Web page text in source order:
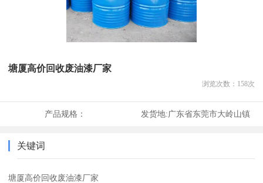
塘厦高价回收废油漆厂家
浏览次数： 158次
产品规格： 发货地:广东省东莞市大岭山镇
关键词
塘厦高价回收废油漆厂家